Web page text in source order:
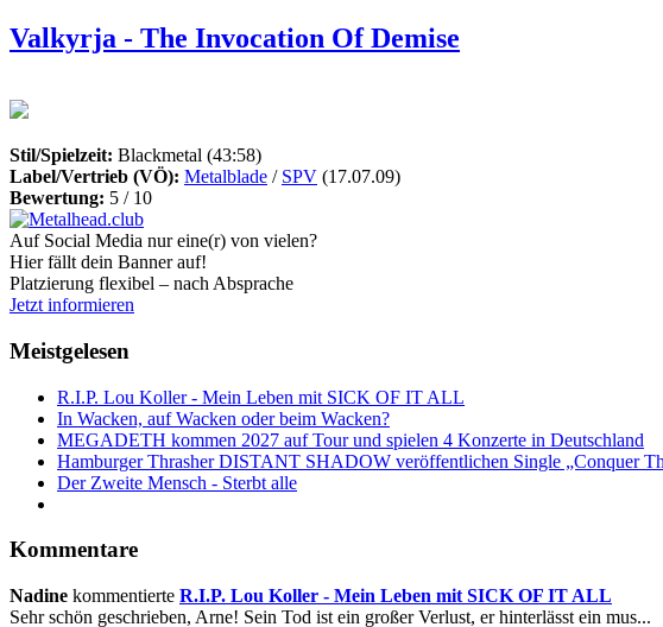
Valkyrja - The Invocation Of Demise
Stil/Spielzeit: Blackmetal (43:58)
Label/Vertrieb (VÖ): Metalblade / SPV (17.07.09)
Bewertung: 5 / 10
Auf Social Media nur eine(r) von vielen?
Hier fällt dein Banner auf!
Platzierung flexibel – nach Absprache
Jetzt informieren
Meistgelesen
R.I.P. Lou Koller - Mein Leben mit SICK OF IT ALL
In Wacken, auf Wacken oder beim Wacken?
MEGADETH kommen 2027 auf Tour und spielen 4 Konzerte in Deutschland
Hamburger Thrasher DISTANT SHADOW veröffentlichen Single „Conquer
Der Zweite Mensch - Sterbt alle
Kommentare
Nadine kommentierte R.I.P. Lou Koller - Mein Leben mit SICK OF IT ALL
Sehr schön geschrieben, Arne! Sein Tod ist ein großer Verlust, er hinterlässt ein mus...